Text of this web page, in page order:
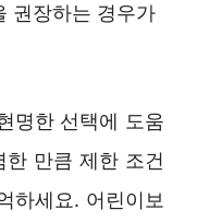
권장하는 경우가
명한 선택에 도움
만큼 제한 조건
하세요. 어린이보